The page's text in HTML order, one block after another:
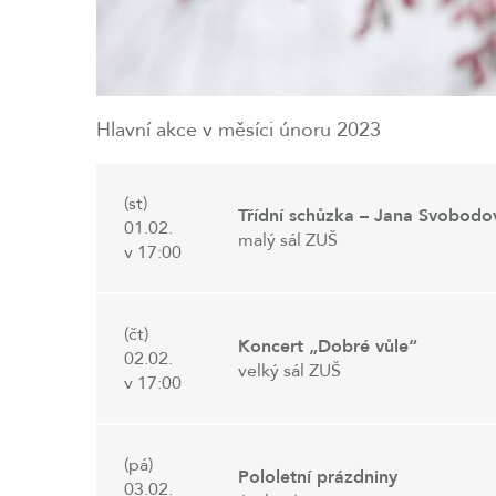
Hlavní akce v měsíci únoru 2023
(st)
01.02.
v 17:00
Třídní schůzka – Jana
malý sál ZUŠ
(čt)
02.02.
v 17:00
Koncert „Dobré vůle“
velký sál ZUŠ
(pá)
03.02.
Pololetní prázdniny